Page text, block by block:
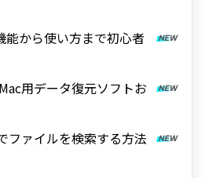
能から使い方まで初心者
用データ復元ソフトお
ファイルを検索する方法